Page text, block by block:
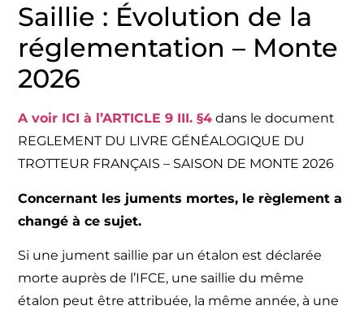
Saillie : Évolution de la
réglementation – Monte
2026
A voir ICI à l’ARTICLE 9 III. §4 dans le document
REGLEMENT DU LIVRE GÉNÉALOGIQUE DU
TROTTEUR FRANÇAIS – SAISON DE MONTE 2026
Concernant les juments mortes, le règlement a
changé à ce sujet.
Si une jument saillie par un étalon est déclarée
morte auprès de l’IFCE, une saillie du même
étalon peut être attribuée, la même année, à une